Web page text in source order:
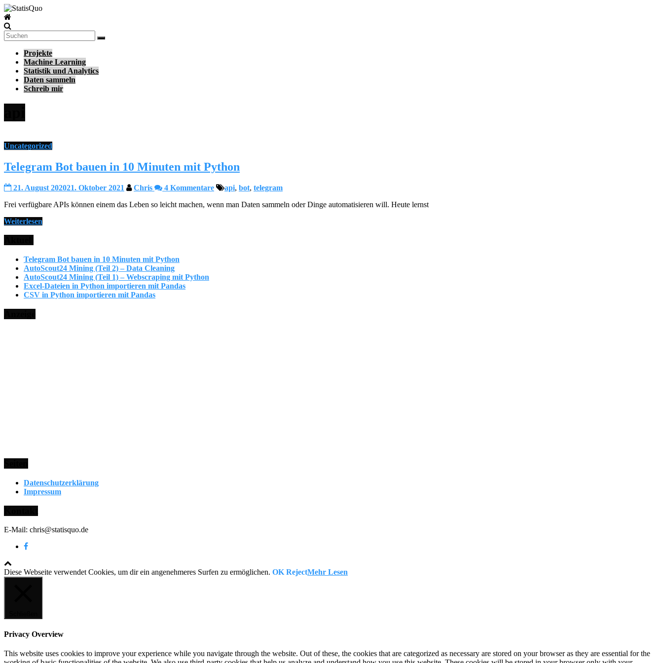
Zum
Inhalt
springen
StatisQuo
Data
Machine
Learning
Python
Projekte
Machine Learning
Statistik und Analytics
Daten sammeln
Schreib mir
Uncategorized
Telegram Bot bauen in 10 Minuten mit Python
21. August 202021. Oktober 2021 Chris 4 Kommentare api, bot, telegram
Frei verfügbare APIs können einem das Leben so leicht machen, wenn man Daten sammeln oder Dinge automatisieren will. Heute lernst
Weiterlesen
Telegram Bot bauen in 10 Minuten mit Python
AutoScout24 Mining (Teil 2) – Data Cleaning
AutoScout24 Mining (Teil 1) – Webscraping mit Python
Excel-Dateien in Python importieren mit Pandas
CSV in Python importieren mit Pandas
Datenschutzerklärung
Impressum
E-Mail: chris@statisquo.de
Diese Webseite verwendet Cookies, um dir ein angenehmeres Surfen zu ermöglichen. OK RejectMehr Lesen
Privacy Overview
This website uses cookies to improve your experience while you navigate through the website. Out of these, the cookies that are categorized as necessary are stored on your browser as they are essential for the